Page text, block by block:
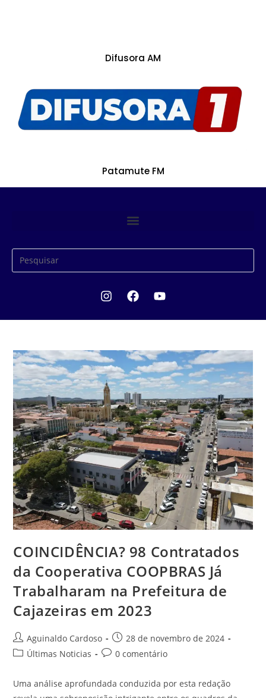
Difusora AM
Patamute FM
COINCIDÊNCIA? 98 Contratados
da Cooperativa COOPBRAS Já
Trabalharam na Prefeitura de
Cajazeiras em 2023
Aguinaldo Cardoso
28 de novembro de 2024
Últimas Noticias
0 comentário
Uma análise aprofundada conduzida por esta redação